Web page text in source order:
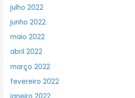
julho 2022
junho 2022
maio 2022
abril 2022
março 2022
fevereiro 2022